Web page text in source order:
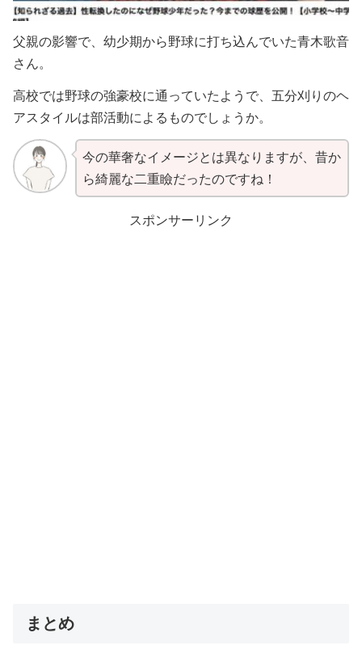
父親の影響で、幼少期から野球に打ち込んでいた青木歌音
さん。
高校では野球の強豪校に通っていたようで、五分刈りのヘ
アスタイルは部活動によるものでしょうか。
今の華奢なイメージとは異なりますが、昔か
ら綺麗な二重瞼だったのですね！
スポンサーリンク
まとめ